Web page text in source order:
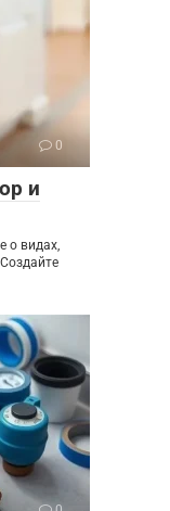
0
и
о видах,